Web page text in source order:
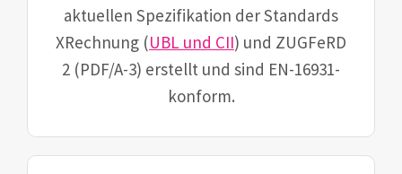
aktuellen Spezifikation der Standards
XRechnung (UBL und CII) und ZUGFeRD
2 (PDF/A-3) erstellt und sind EN-16931-
konform.